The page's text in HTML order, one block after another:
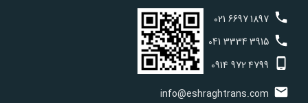
021 66971897
041 33343915
0914 9724799
info@eshraghtrans.com